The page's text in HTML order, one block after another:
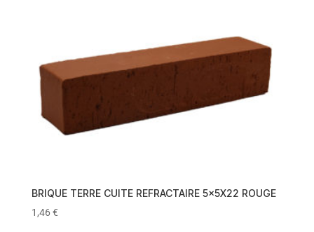
BRIQUE TERRE CUITE REFRACTAIRE 5x5X22 ROUGE
1,46€